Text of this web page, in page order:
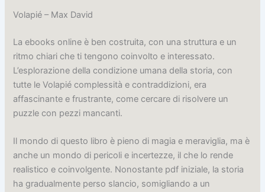
Volapié – Max David
La ebooks online è ben costruita, con una struttura e un
ritmo chiari che ti tengono coinvolto e interessato.
L’esplorazione della condizione umana della storia, con
tutte le Volapié complessità e contraddizioni, era
affascinante e frustrante, come cercare di risolvere un
puzzle con pezzi mancanti.
Il mondo di questo libro è pieno di magia e meraviglia, ma è
anche un mondo di pericoli e incertezze, il che lo rende
realistico e coinvolgente. Nonostante pdf iniziale, la storia
ha gradualmente perso slancio, somigliando a un